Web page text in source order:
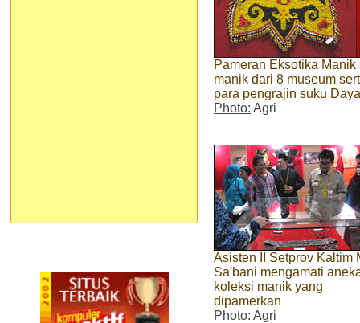
Pameran Eksotika
manik dari 8 museum
para pengrajin suku
Photo: Agri
Asisten II Setprov Kaltim
Sa'bani mengamati
koleksi manik yang
dipamerkan
Photo: Agri